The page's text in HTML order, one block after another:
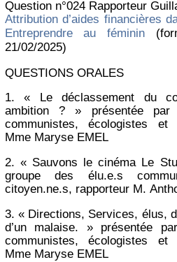
Question n°024 Rapporteur
Attribution d’aides financières
Entreprendre au féminin
21/02/2025)
QUESTIONS ORALES
1. « Le déclassement du
ambition ? » présentée
communistes, écologistes et
Mme Maryse EMEL
2. « Sauvons le cinéma Le
groupe des élu.e.s
citoyen.ne.s, rapporteur M.
3. « Directions, Services, élus,
d’un malaise. » présentée
communistes, écologistes et
Mme Maryse EMEL